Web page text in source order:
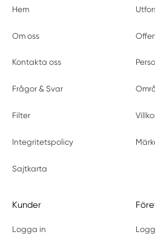
Hem
Om oss
Kontakta oss
Frågor & Svar
Filter
Integritetspolicy
Sajtkarta
Kunder
Logga in